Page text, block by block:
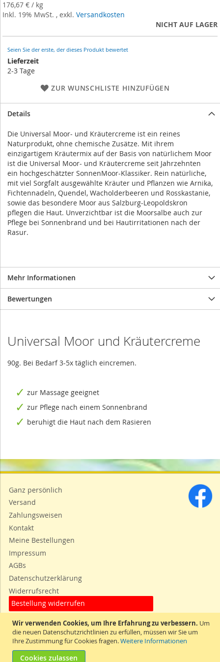
Wir verwenden Cookies, um Ihre Erfahrung zu verbessern. Um
die neuen Datenschutzrichtlinien zu erfüllen, müssen wir Sie um
Ihre Zustimmung für Cookies fragen.Weitere Informationen
Cookies zulassen
of
the
Lieferzeit
2-3 Tage
Seien Sie der erste, der dieses Produkt bewertet
Inkl. 19% MwSt. , exkl. Versandkosten
NICHT AUF LAGER
176,67 € / kg
ZUR WUNSCHLISTE HINZUFÜGEN
Details
Die Universal Moor- und Kräutercreme ist ein reines
Naturprodukt, ohne chemische Zusätze. Mit ihrem
einzigartigem Kräutermix auf der Basis von natürlichem Moor
ist die Universal Moor- und Kräutercreme seit Jahrzehnten
ein hochgeschätzter SonnenMoor-Klassiker. Rein natürliche,
mit viel Sorgfalt ausgewählte Kräuter und Pflanzen wie Arnika,
Fichtennadeln, Quendel, Wacholderbeeren und Rosskastanie,
sowie das besondere Moor aus Salzburg-Leopoldskron
pflegen die Haut. Unverzichtbar ist die Moorsalbe auch zur
Pflege bei Sonnenbrand und bei Hautirritationen nach der
Rasur.
Mehr Informationen
Bewertungen
Universal Moor und Kräutercreme
90g. Bei Bedarf 3-5x täglich eincremen.
zur Massage geeignet
zur Pflege nach einem Sonnenbrand
beruhigt die Haut nach dem Rasieren
Ganz persönlich
Versand
Zahlungsweisen
Kontakt
Meine Bestellungen
Impressum
AGBs
Datenschutzerklärung
Widerrufsrecht
Bestellung widerrufen